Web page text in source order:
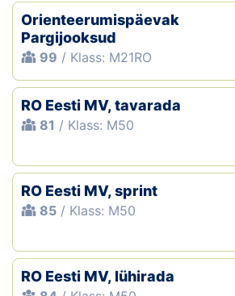
Orienteerumispäevak
Pargijooksud
99 / Klass: M21RO
RO Eesti MV, tavarada
81 / Klass: M50
RO Eesti MV, sprint
85 / Klass: M50
RO Eesti MV, lühirada